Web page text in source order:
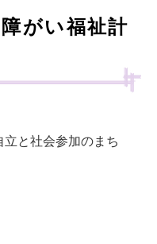
がい福祉計
立と社会参加のまち